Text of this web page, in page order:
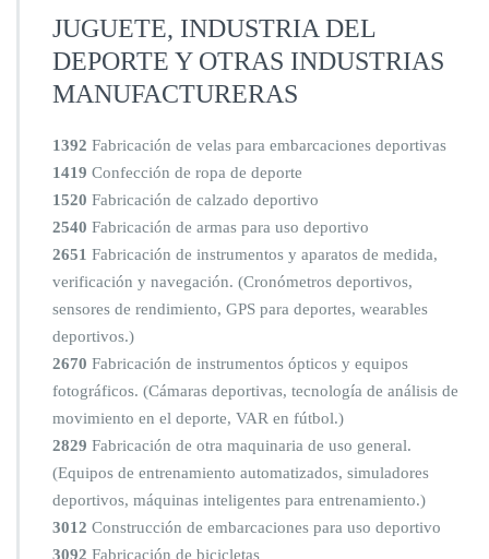
JUGUETE, INDUSTRIA DEL
DEPORTE Y OTRAS INDUSTRIAS
MANUFACTURERAS
1392 Fabricación de velas para embarcaciones deportivas
1419 Confección de ropa de deporte
1520 Fabricación de calzado deportivo
2540 Fabricación de armas para uso deportivo
2651 Fabricación de instrumentos y aparatos de medida,
verificación y navegación. (Cronómetros deportivos,
sensores de rendimiento, GPS para deportes, wearables
deportivos.)
2670 Fabricación de instrumentos ópticos y equipos
fotográficos. (Cámaras deportivas, tecnología de análisis de
movimiento en el deporte, VAR en fútbol.)
2829 Fabricación de otra maquinaria de uso general.
(Equipos de entrenamiento automatizados, simuladores
deportivos, máquinas inteligentes para entrenamiento.)
3012 Construcción de embarcaciones para uso deportivo
3092 Fabricación de bicicletas